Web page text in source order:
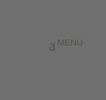
MENU